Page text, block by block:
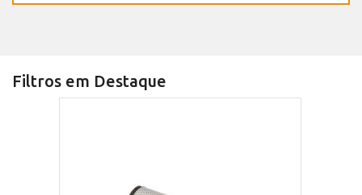
Filtros em Destaque